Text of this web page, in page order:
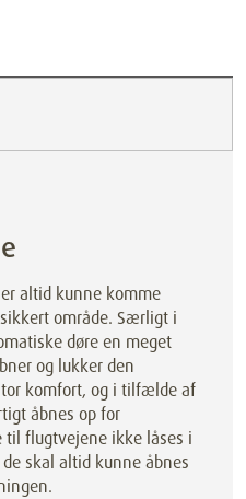
altid kunne komme
område. Særligt i
døre en meget
og lukker den
komfort, og i tilfælde af
åbnes op for
til flugtvejene ikke låses i
skal altid kunne åbnes